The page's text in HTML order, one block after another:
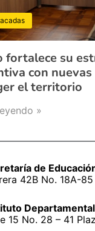
fortalece su
con
el territorio
»
de
42B No. 18A-
15 No. 28 – 41